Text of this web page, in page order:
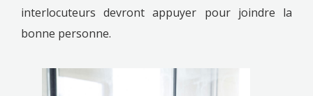
interlocuteurs devront appuyer pour joindre la
bonne personne.